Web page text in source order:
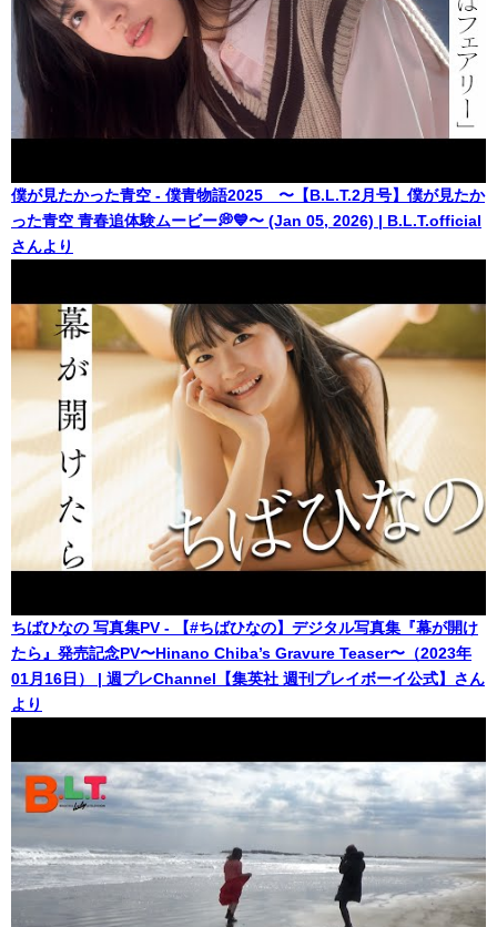
僕が見たかった青空 - 僕青物語2025 〜【B.L.T.2月号】僕が見たか
った青空 青春追体験ムービー💭💙〜 (Jan 05, 2026) | B.L.T.official
さんより
ちばひなの 写真集PV - 【#ちばひなの】デジタル写真集『幕が開け
たら』発売記念PV〜Hinano Chiba’s Gravure Teaser〜（2023年
01月16日） | 週プレChannel【集英社 週刊プレイボーイ公式】さん
より